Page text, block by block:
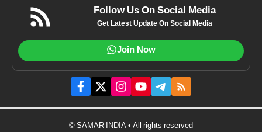
Follow Us On Social Media
Get Latest Update On Social Media
Join Now
© SAMAR INDIA • All rights reserved